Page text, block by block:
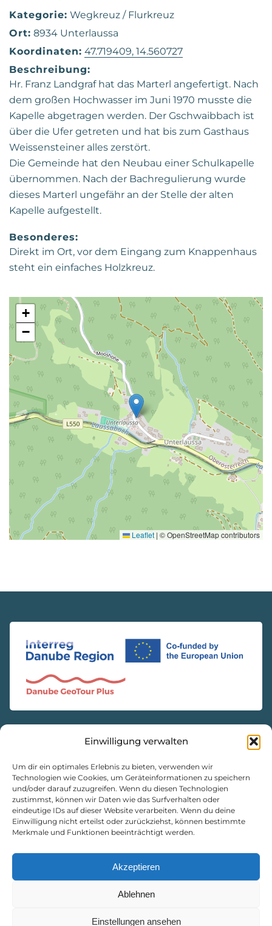
Einwilligung verwalten
Um dir ein optimales Erlebnis zu bieten, verwenden wir
Technologien wie Cookies, um Geräteinformationen zu speichern
und/oder darauf zuzugreifen. Wenn du diesen Technologien
zustimmst, können wir Daten wie das Surfverhalten oder
eindeutige IDs auf dieser Website verarbeiten. Wenn du deine
Einwilligung nicht erteilst oder zurückziehst, können bestimmte
Merkmale und Funktionen beeinträchtigt werden.
Akzeptieren
Ablehnen
Einstellungen ansehen
Kategorie: Wegkreuz / Flurkreuz
Ort: 8934 Unterlaussa
Koordinaten: 47.719409, 14.560727
Beschreibung:
Hr. Franz Landgraf hat das Marterl angefertigt. Nach
dem großen Hochwasser im Juni 1970 musste die
Kapelle abgetragen werden. Der Gschwaibbach ist
über die Ufer getreten und hat bis zum Gasthaus
Weissensteiner alles zerstört.
Die Gemeinde hat den Neubau einer Schulkapelle
übernommen. Nach der Bachregulierung wurde
dieses Marterl ungefähr an der Stelle der alten
Kapelle aufgestellt.
Besonderes:
Direkt im Ort, vor dem Eingang zum Knappenhaus
steht ein einfaches Holzkreuz.
+
−
Leaflet | © OpenStreetMap contributors
Natur- und Geopark Steirische Eisenwurzen GmbH
8933 St. Gallen, Markt 35
+43 3632 7714
naturpark@eisenwurzen.com
www.eisenwurzen.com
Datenschutz |Cookie-Richtlinie